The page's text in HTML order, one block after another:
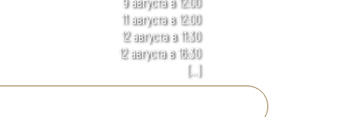
11 августа в 12:00
12 августа в 11:30
12 августа в 16:30
[...]